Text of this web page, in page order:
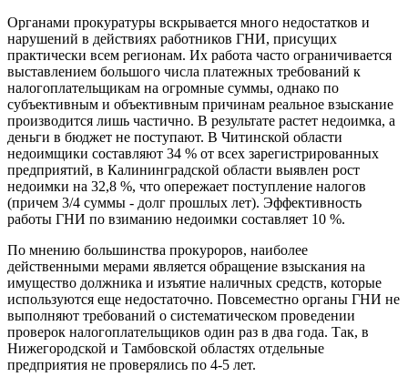
Органами прокуратуры вскрывается много недостатков и
нарушений в действиях работников ГНИ, присущих
практически всем регионам. Их работа часто ограничивается
выставлением большого числа платежных требований к
налогоплательщикам на огромные суммы, однако по
субъективным и объективным причинам реальное взыскание
производится лишь частично. В результате растет недоимка, а
деньги в бюджет не поступают. В Читинской области
недоимщики составляют 34 % от всех зарегистрированных
предприятий, в Калининградской области выявлен рост
недоимки на 32,8 %, что опережает поступление налогов
(причем 3/4 суммы - долг прошлых лет). Эффективность
работы ГНИ по взиманию недоимки составляет 10 %.
По мнению большинства прокуроров, наиболее
действенными мерами является обращение взыскания на
имущество должника и изъятие наличных средств, которые
используются еще недостаточно. Повсеместно органы ГНИ не
выполняют требований о систематическом проведении
проверок налогоплательщиков один раз в два года. Так, в
Нижегородской и Тамбовской областях отдельные
предприятия не проверялись по 4-5 лет.